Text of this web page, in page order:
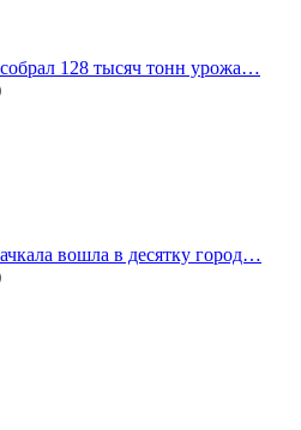
128 тысяч тонн урожа…
вошла в десятку город…